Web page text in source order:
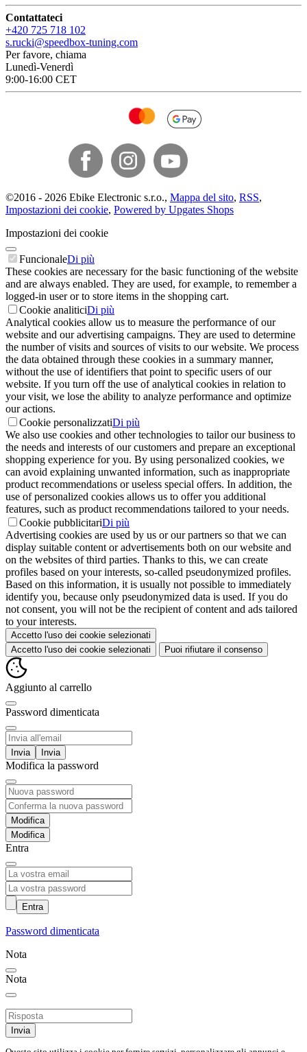
Contattateci
+420 725 718 102
s.rucki@speedbox-tuning.com
Per favore, chiama
Lunedì-Venerdì
9:00-16:00 CET
©2016 - 2026 Ebike Electronic s.r.o., Mappa del sito, RSS,
Impostazioni dei cookie, Powered by Upgates Shops
Impostazioni dei cookie
FuncionaleDi più
These cookies are necessary for the basic functioning of the website
and are always enabled. They are used, for example, to remember a
logged-in user or to store items in the shopping cart.
Cookie analiticiDi più
Analytical cookies allow us to measure the performance of our
website and our advertising campaigns. They are used to determine
the number of visits and sources of visits to our website. We process
the data obtained through these cookies in a summary manner,
without the use of identifiers that point to specific users of our
website. If you turn off the use of analytical cookies in relation to
your visit, we lose the ability to analyze performance and optimize
our actions.
Cookie personalizzatiDi più
We also use cookies and other technologies to tailor our business to
the needs and interests of our customers and prepare an exceptional
shopping experience for you. By using personalized cookies, we
can avoid explaining unwanted information, such as inappropriate
product recommendations or useless special offers. In addition, the
use of personalized cookies allows us to offer you additional
features, such as product recommendations tailored to your needs.
Cookie pubblicitariDi più
Advertising cookies are used by us or our partners so that we can
display suitable content or advertisements both on our website and
on the websites of third parties. Thanks to this, we can create
profiles based on your interests, so-called pseudonymized profiles.
Based on this information, it is usually not possible to immediately
identify you, because only pseudonymized data is used. If you do
not consent, you will not be the recipient of content and ads tailored
to your interests.
Accetto l'uso dei cookie selezionati
Accetto l'uso dei cookie selezionati
Puoi rifiutare il consenso
Aggiunto al carrello
Password dimenticata
Invia
Modifica la password
Modifica
Entra
Entra
Password dimenticata
Nota
Nota
Invia